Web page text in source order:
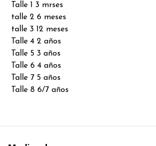
Talle 1 3 mrses
talle 2 6 meses
talle 3 12 meses
Talle 4 2 años
Talle 5 3 años
Talle 6 4 años
Talle 7 5 años
Talle 8 6/7 años